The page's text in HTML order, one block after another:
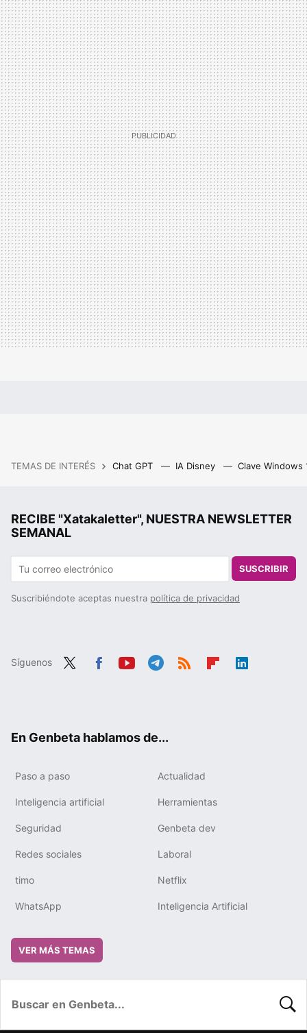
TEMAS DE INTERÉS Chat GPT IA Disney Clave Windows
RECIBE "Xatakaletter", NUESTRA NEWSLETTER
SEMANAL
SUSCRIBIR
Suscribiéndote aceptas nuestra política de privacidad
Síguenos
En Genbeta hablamos de...
Paso a paso Actualidad
Inteligencia artificial Herramientas
Seguridad Genbeta dev
Redes sociales Laboral
timo Netflix
WhatsApp Inteligencia Artificial
VER MÁS TEMAS